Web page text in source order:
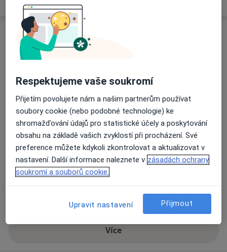
Adresa
Ord.prakt. lékaře pro děti a dorost
Přiblížit mapuse otevře v nové záložce
Dostupnost
Na této adrese online kalendář není aktivní
Co mám v takové situaci udělat?
Způsoby platby (soukromé návštěvy)
Na teto adrese lékař přijímá pacienty na pojišťovnu
Víceo adrese
Respektujeme vaše soukromí
Přijetím povolujete nám a našim partnerům používat
soubory cookie (nebo podobné technologie) ke
shromažďování údajů pro statistické účely a poskytování
obsahu na základě vašich zvyklostí při procházení. Své
preference můžete kdykoli zkontrolovat a aktualizovat v
nastavení. Další informace naleznete v zásadách ochrany
soukromí a souborů cookie.
Upravit nastavení Přijmout